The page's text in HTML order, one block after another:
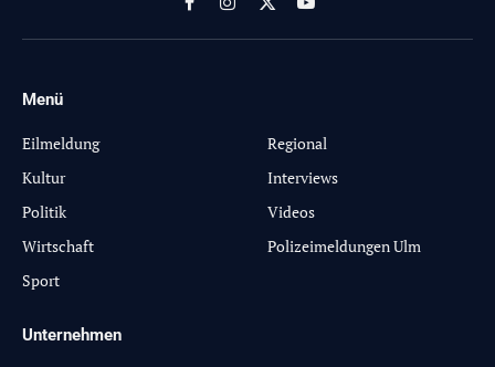
FacebookInstagram
X
(Twitter)
YouTube
Menü
Eilmeldung
Kultur
Politik
Wirtschaft
Sport
Regional
Interviews
Videos
Polizeimeldungen Ulm
Unternehmen